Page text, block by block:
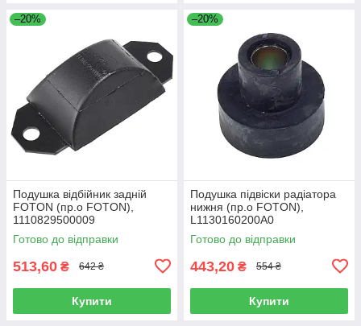
–20%
Подушка відбійник задній
FOTON (пр.о FOTON),
1110829500009
Готово до відправки
513,60 ₴ 642 ₴
Купити
–20%
Подушка підвіски радіатора
нижня (пр.о FOTON),
L1130160200A0
Готово до відправки
443,20 ₴ 554 ₴
Купити